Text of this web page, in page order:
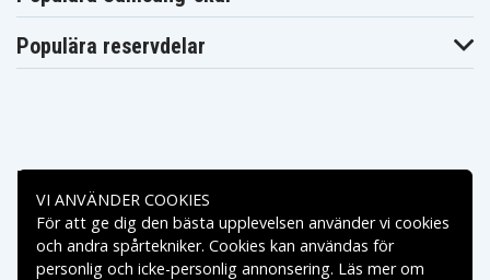
Populära reservdelar
Betalningsalternativ
Leveransalternativ
VI ANVÄNDER COOKIES
För att ge dig den bästa upplevelsen använder vi cookies
och andra spårtekniker. Cookies kan användas för
personlig och icke-personlig annonsering. Läs mer om